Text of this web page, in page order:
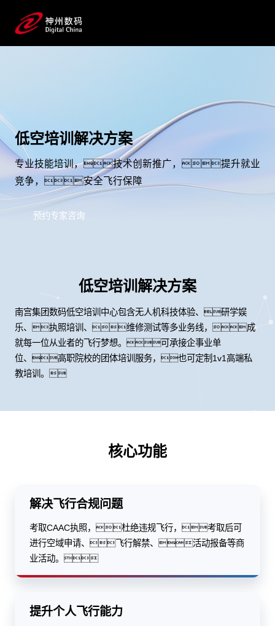
低空培训解决方案
专业技能培训，技术创新推广，提升就业
竞争，安全飞行保障
预约专家咨询
低空培训解决方案
南宫集团数码低空培训中心包含无人机科技体验、研学娱
乐、执照培训、维修测试等多业务线，成
就每一位从业者的飞行梦想。可承接企事业单
位、高职院校的团体培训服务，也可定制1v1高端私
教培训。
核心功能
解决飞行合规问题
考取CAAC执照，杜绝违规飞行，考取后可
进行空域申请、飞行解禁、活动报备等商
业活动。
提升个人飞行能力